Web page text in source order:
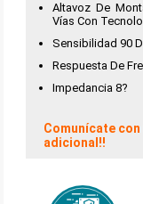
Altavoz De
Vías Con
Sensibilidad 90
Respuesta De
Impedancia 8?
Comunícate
adicional!!